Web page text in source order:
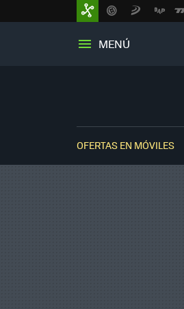
MENÚ
OFERTAS EN MÓVILES